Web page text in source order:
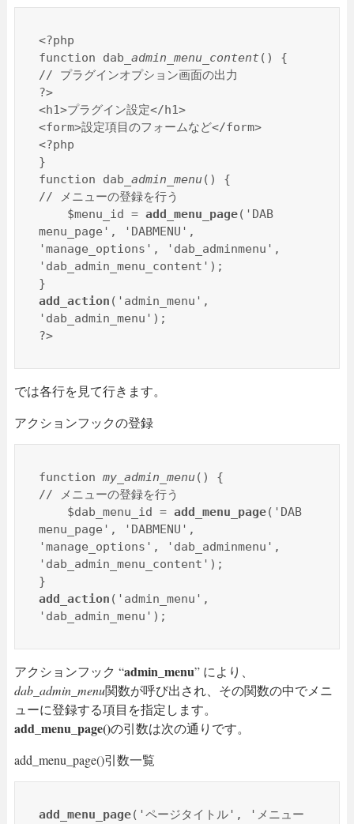
<?php
function dab_ admin_menu_content () {
// プラグインオプション画面の出力
?>
<h1>プラグイン設定</h1>
<form>設定項目のフォームなど</form>
<?php
}
function dab _admin_menu() {
// メニューの登録を行う
    $menu_id =
add_menu_page('DAB
menu_page', 'DABMENU',
'manage_options', 'dab_adminmenu',
'dab_admin_menu_content');
add_action ('admin_menu',
'dab_admin_menu');
?>
では各行を見て行きます。
アクションフックの登録
function my_admin_menu() {
// メニューの登録を行う
    $dab_menu_id =
add_menu_page('DAB
menu_page', 'DABMENU',
'manage_options', 'dab_adminmenu',
'dab_admin_menu_content');
add_action ('admin_menu',
'dab_admin_menu');
アクションフック “admin_menu” により、
dab_admin_menu関数が呼び出され、その関数の中でメニ
ューに登録する項目を指定します。
add_menu_page()の引数は次の通りです。
add_menu_page()引数一覧
add_menu_page('ページタイトル', 'メニュー